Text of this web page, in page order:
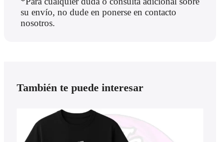
su envío, no dude en ponerse en contacto
nosotros.
También te puede interesar